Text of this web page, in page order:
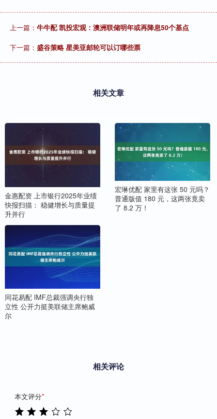
上一篇： 牛牛配 凯投宏观：澳洲联储明年或再降息50个基点
下一篇： 盛谷策略 星美亚邮轮可以订哪些票
相关文章
金惠配资 上市银行2025年业绩
快报扫描： 稳健增长与质量提
升并行
宏琳优配 家里有这张 50 元吗？
普通版值 180 元，这两张竟卖
了 8.2 万！
同花易配 IMF总裁强调央行独
立性 公开力挺美联储主席鲍威
尔
相关评论
本文评分*